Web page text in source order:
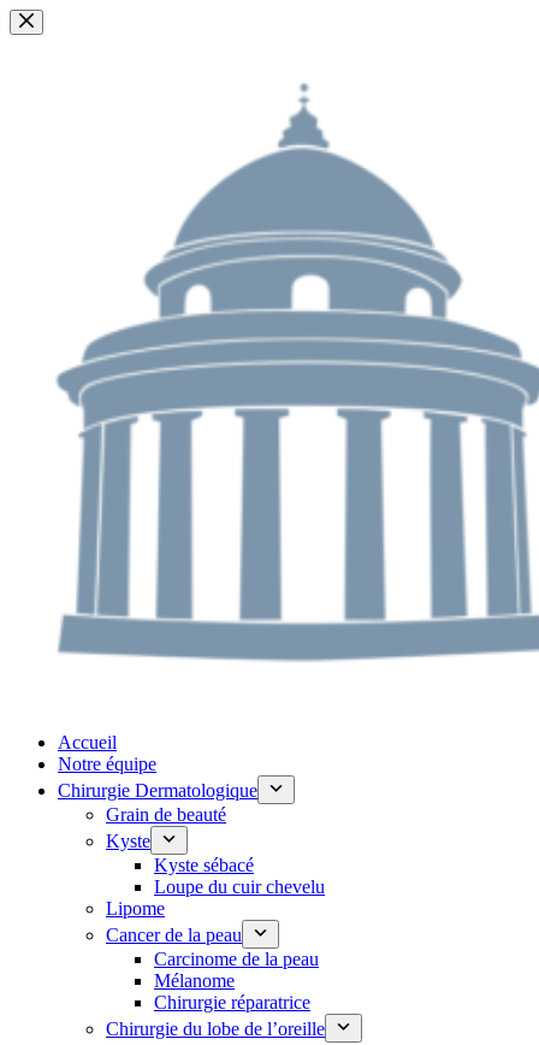
Passer
au
Accueil
Notre équipe
Chirurgie Dermatologique
Grain de beauté
Kyste
Kyste sébacé
Loupe du cuir chevelu
Lipome
Cancer de la peau
Carcinome de la peau
Mélanome
Chirurgie réparatrice
Chirurgie du lobe de l’oreille